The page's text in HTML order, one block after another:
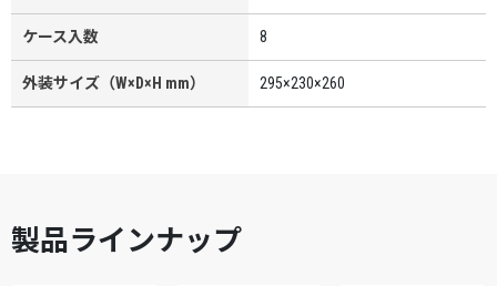
ケース入数 8
外装サイズ（W×D×H mm） 295×230×260
製品ラインナップ